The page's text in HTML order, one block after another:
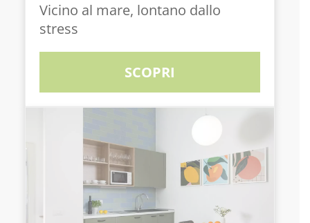
Vicino al mare, lontano dallo
stress
SCOPRI